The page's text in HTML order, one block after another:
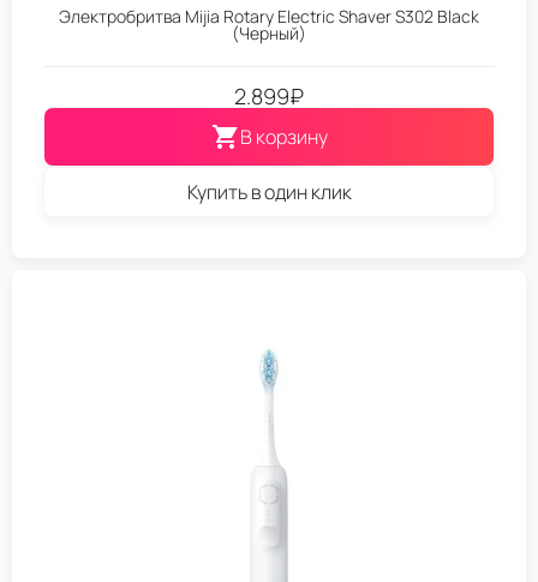
Электробритва Mijia Rotary Electric Shaver S302 Black
(Черный)
2.899₽
В корзину
Купить в один клик